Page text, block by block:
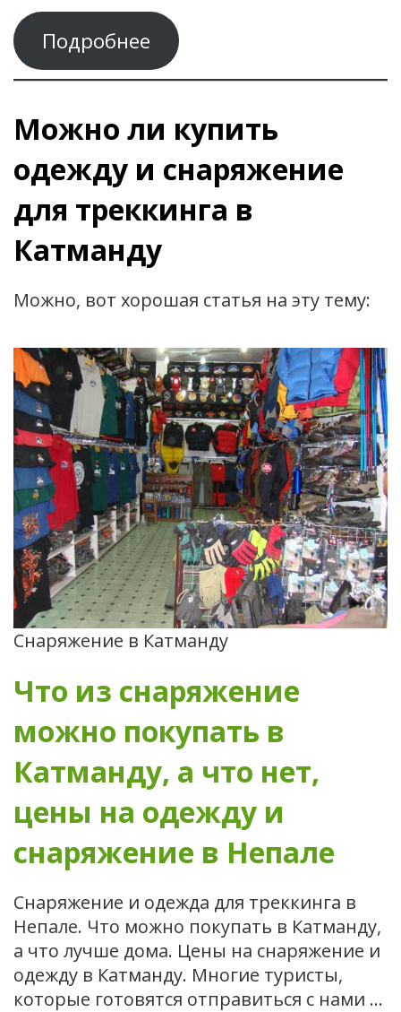
Подробнее
Можно ли купить
одежду и снаряжение
для треккинга в
Катманду
Можно, вот хорошая статья на эту тему:
Снаряжение в Катманду
Что из снаряжение
можно покупать в
Катманду, а что нет,
цены на одежду и
снаряжение в Непале
Снаряжение и одежда для треккинга в
Непале. Что можно покупать в Катманду,
а что лучше дома. Цены на снаряжение и
одежду в Катманду. Многие туристы,
которые готовятся отправиться с нами …